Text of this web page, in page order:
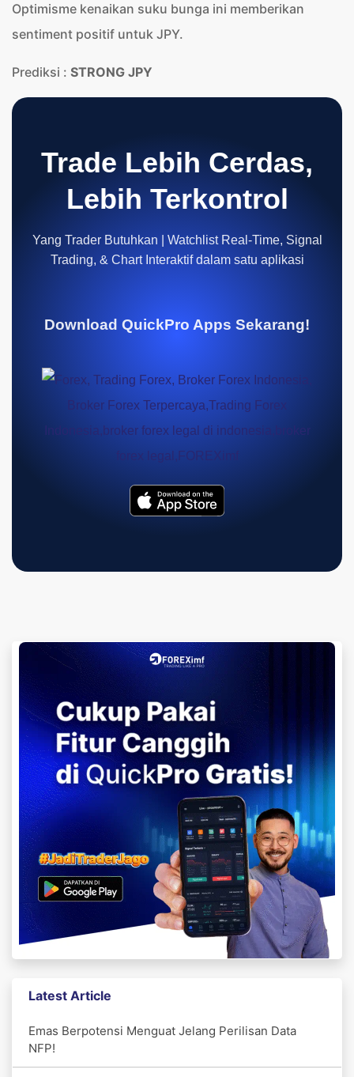
Optimisme kenaikan suku bunga ini memberikan
sentiment positif untuk JPY.
Prediksi : STRONG JPY
Trade Lebih Cerdas,
Lebih Terkontrol
Yang Trader Butuhkan | Watchlist Real-Time, Signal
Trading, & Chart Interaktif dalam satu aplikasi
Download QuickPro Apps Sekarang!
Latest Article
Emas Berpotensi Menguat Jelang Perilisan Data
NFP!